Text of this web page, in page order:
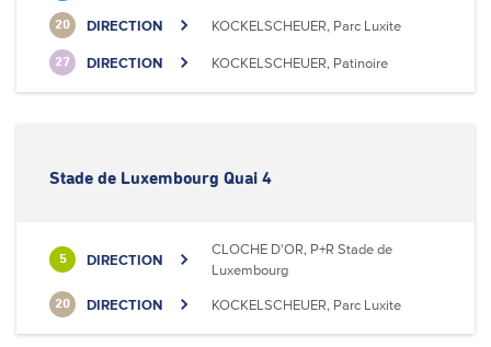
20 DIRECTION KOCKELSCHEUER, Parc Luxite
27 DIRECTION KOCKELSCHEUER, Patinoire
Stade de Luxembourg Quai 4
5 DIRECTION
CLOCHE D'OR, P+R Stade de
Luxembourg
20 DIRECTION KOCKELSCHEUER, Parc Luxite